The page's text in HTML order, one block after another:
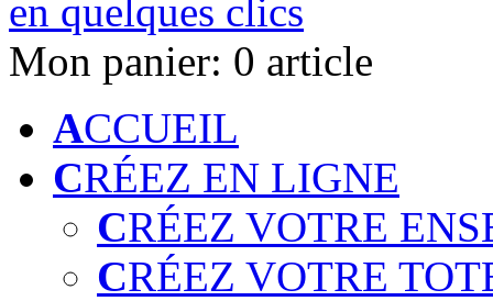
Mon panier: 0 article
ACCUEIL
CRÉEZ EN LIGNE
CRÉEZ VOTRE
CRÉEZ VOTRE